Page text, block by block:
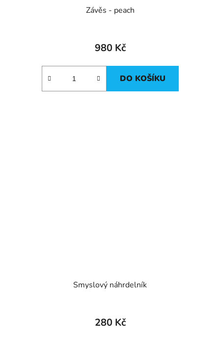
Závěs - peach
980 Kč
DO KOŠÍKU
Smyslový náhrdelník
280 Kč